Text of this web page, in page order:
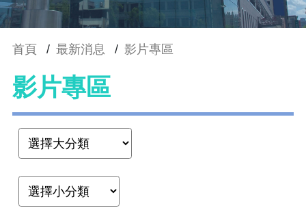
首頁 / 最新消息 / 影片專區
影片專區